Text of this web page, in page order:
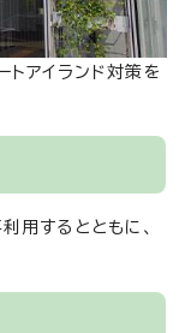
アイランド対策を
用するとともに、